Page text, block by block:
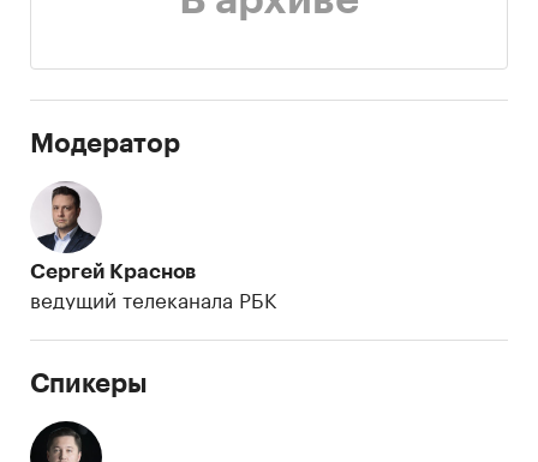
Модератор
Сергей Краснов
ведущий телеканала РБК
Спикеры